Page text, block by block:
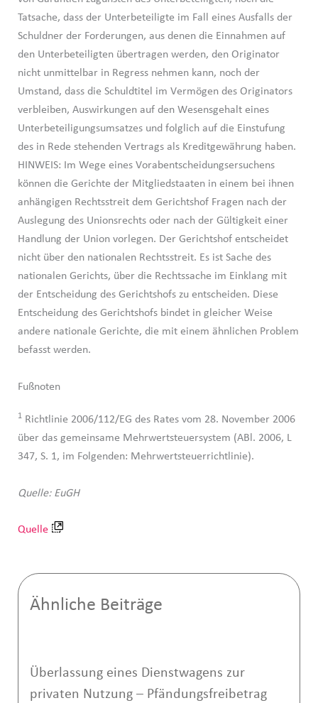
Tatsache, dass der Unterbeteiligte im Fall eines Ausfalls der
Schuldner der Forderungen, aus denen die Einnahmen auf
den Unterbeteiligten übertragen werden, den Originator
nicht unmittelbar in Regress nehmen kann, noch der
Umstand, dass die Schuldtitel im Vermögen des Originators
verbleiben, Auswirkungen auf den Wesensgehalt eines
Unterbeteiligungsumsatzes und folglich auf die Einstufung
des in Rede stehenden Vertrags als Kreditgewährung haben.
HINWEIS: Im Wege eines Vorabentscheidungsersuchens
können die Gerichte der Mitgliedstaaten in einem bei ihnen
anhängigen Rechtsstreit dem Gerichtshof Fragen nach der
Auslegung des Unionsrechts oder nach der Gültigkeit einer
Handlung der Union vorlegen. Der Gerichtshof entscheidet
nicht über den nationalen Rechtsstreit. Es ist Sache des
nationalen Gerichts, über die Rechtssache im Einklang mit
der Entscheidung des Gerichtshofs zu entscheiden. Diese
Entscheidung des Gerichtshofs bindet in gleicher Weise
andere nationale Gerichte, die mit einem ähnlichen Problem
befasst werden.
Fußnoten
1Richtlinie 2006/112/EG des Rates vom 28. November 2006
über das gemeinsame Mehrwertsteuersystem (ABl. 2006, L
347, S. 1, im Folgenden: Mehrwertsteuerrichtlinie).
Quelle: EuGH
Quelle
Ähnliche Beiträge
Überlassung eines Dienstwagens zur
privaten Nutzung – Pfändungsfreibetrag